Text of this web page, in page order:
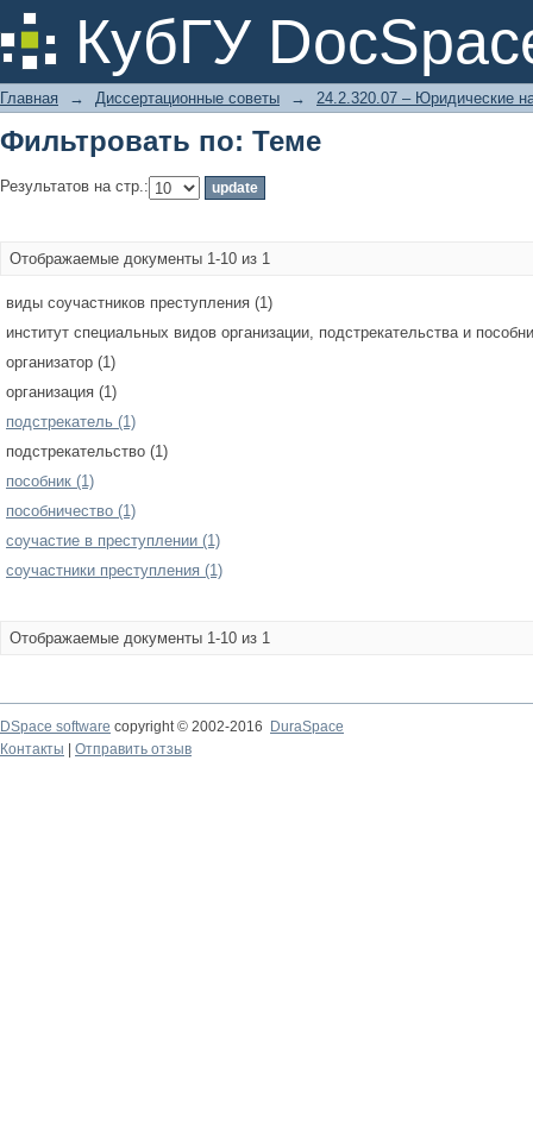
КубГУ
Фильтровать по: Теме
Главная → Диссертационные советы → 24.2.320.07 – Юридические
Фильтровать по: Теме
Результатов на стр.:
Отображаемые документы 1-10 из 1
виды соучастников преступления (1)
институт специальных видов организации, подстрекательства и
организатор (1)
организация (1)
подстрекатель (1)
подстрекательство (1)
пособник (1)
пособничество (1)
соучастие в преступлении (1)
соучастники преступления (1)
Отображаемые документы 1-10 из 1
DSpace software copyright © 2002-2016
DuraSpace
Контакты
Отправить отзыв